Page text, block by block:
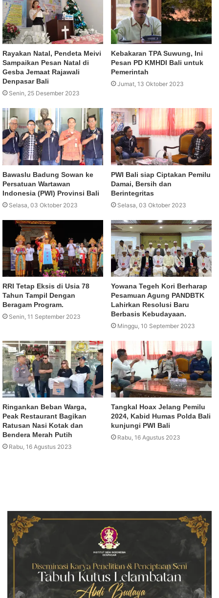
Rayakan Natal, Pendeta Meivi
Sampaikan Pesan Natal di
Gesba Jemaat Rajawali
Denpasar Bali
Senin, 25 Desember 2023
Kebakaran TPA Suwung, Ini
Pesan PD KMHDI Bali untuk
Pemerintah
Jumat, 13 Oktober 2023
Bawaslu Badung Sowan ke
Persatuan Wartawan
Indonesia (PWI) Provinsi Bali
Selasa, 03 Oktober 2023
PWI Bali siap Ciptakan Pemilu
Damai, Bersih dan
Berintegritas
Selasa, 03 Oktober 2023
RRI Tetap Eksis di Usia 78
Tahun Tampil Dengan
Beragam Program.
Senin, 11 September 2023
Yowana Tegeh Kori Berharap
Pesamuan Agung PANDBTK
Lahirkan Resolusi Baru
Berbasis Kebudayaan.
Minggu, 10 September 2023
Ringankan Beban Warga,
Peak Restaurant Bagikan
Ratusan Nasi Kotak dan
Bendera Merah Putih
Rabu, 16 Agustus 2023
Tangkal Hoax Jelang Pemilu
2024, Kabid Humas Polda Bali
kunjungi PWI Bali
Rabu, 16 Agustus 2023